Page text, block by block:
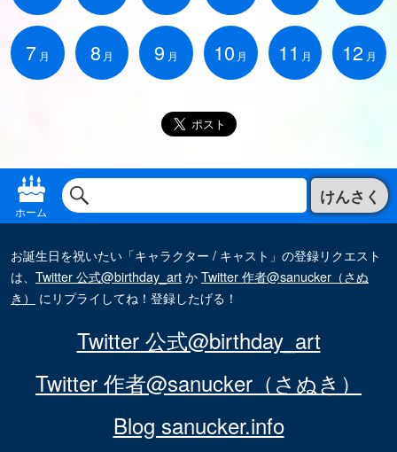
7 月 8 月 9 月 10 月 11 月 12 月
ホーム
けんさく
お誕生日を祝いたい「キャラクター / キャスト」の登録リクエスト
は、 Twitter 公式@birthday_artかTwitter 作者@sanucker（さぬ
き）
にリプライしてね！登録したげる！
Twitter 公式@birthday_art
Twitter 作者@sanucker（さぬき）
Blog sanucker.info